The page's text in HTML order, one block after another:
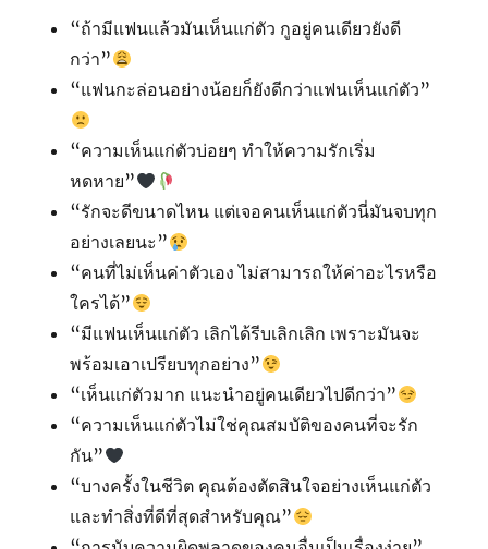
“ถ้ามีแฟนแล้วมันเห็นแก่ตัว กูอยู่คนเดียวยังดี
กว่า”
“แฟนกะล่อนอย่างน้อยก็ยังดีกว่าแฟนเห็นแก่ตัว”
“ความเห็นแก่ตัวบ่อยๆ ทำให้ความรักเริ่ม
หดหาย”
“รักจะดีขนาดไหน แต่เจอคนเห็นแก่ตัวนี่มันจบทุก
อย่างเลยนะ”
“คนที่ไม่เห็นค่าตัวเอง ไม่สามารถให้ค่าอะไรหรือ
ใครได้”
“มีแฟนเห็นแก่ตัว เลิกได้รีบเลิกเลิก เพราะมันจะ
พร้อมเอาเปรียบทุกอย่าง”
“เห็นแก่ตัวมาก แนะนำอยู่คนเดียวไปดีกว่า”
“ความเห็นแก่ตัวไม่ใช่คุณสมบัติของคนที่จะรัก
กัน”
“บางครั้งในชีวิต คุณต้องตัดสินใจอย่างเห็นแก่ตัว
และทำสิ่งที่ดีที่สุดสำหรับคุณ”